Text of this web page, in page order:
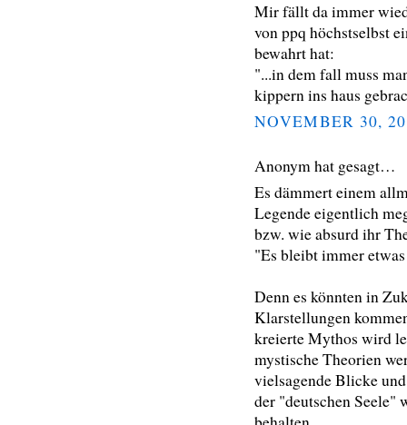
Mir fällt da immer
von ppq höchstselbst
bewahrt hat:
"...in dem fall muss
kippern ins haus
NOVEMBER 30,
Anonym hat gesagt…
Es dämmert einem
Legende eigentlich
bzw. wie absurd ihr
"Es bleibt immer
Denn es könnten in
Klarstellungen
kreierte Mythos wird
mystische Theorien
vielsagende Blicke
der "deutschen Seele"